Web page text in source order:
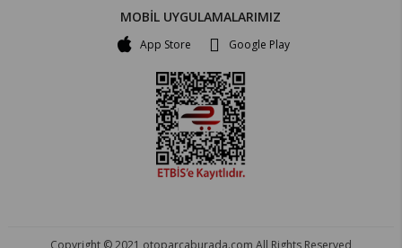
MOBİL UYGULAMALARIMIZ
App Store Google Play
Copyright © 2021 otoparcaburada.com All Rights Reserved